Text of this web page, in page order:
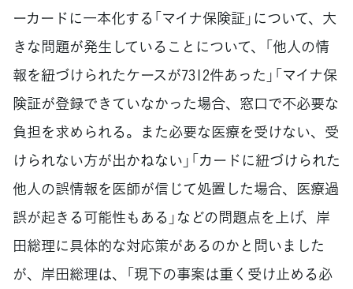
ーカードに一本化する「マイナ保険証」について、大
きな問題が発生していることについて、「他人の情
報を紐づけられたケースが7312件あった」「マイナ保
険証が登録できていなかった場合、窓口で不必要な
負担を求められる。また必要な医療を受けない、受
けられない方が出かねない」「カードに紐づけられた
他人の誤情報を医師が信じて処置した場合、医療過
誤が起きる可能性もある」などの問題点を上げ、岸
田総理に具体的な対応策があるのかと問いました
が、岸田総理は、「現下の事案は重く受け止める必